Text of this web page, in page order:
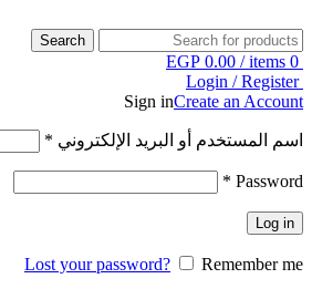
Search
0
items
/
EGP 0.00
Login / Register
Sign inCreate an Account
اسم المستخدم أو البريد الإلكتروني *
Password
*
Log in
Lost your password?
Remember me